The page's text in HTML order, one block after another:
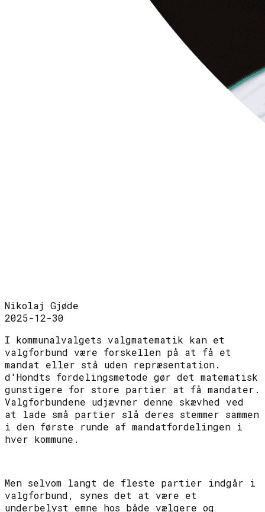
Nikolaj Gjøde
2025-12-30
I kommunalvalgets valgmatematik kan et
valgforbund være forskellen på at få et
mandat eller stå uden repræsentation.
d'Hondts fordelingsmetode gør det matematisk
gunstigere for store partier at få mandater.
Valgforbundene udjævner denne skævhed ved
at lade små partier slå deres stemmer sammen
i den første runde af mandatfordelingen i
hver kommune.
Men selvom langt de fleste partier indgår i
valgforbund, synes det at være et
underbelyst emne hos både vælgere og